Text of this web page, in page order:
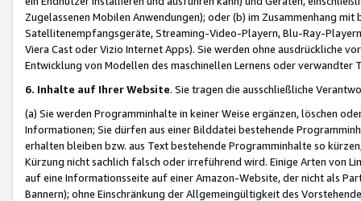
Zugelassenen Mobilen Anwendungen); oder (b) im Zusammenhang
Satellitenempfangsgeräte, Streaming-Video-Playern, Blu-Ray-
Viera Cast oder Vizio Internet Apps). Sie werden ohne ausdrückliche
Entwicklung von Modellen des maschinellen Lernens oder
6. Inhalte auf Ihrer Website. Sie tragen die ausschließliche
(a) Sie werden Programminhalte in keiner Weise ergänzen, löschen
Informationen; Sie dürfen aus einer Bilddatei bestehende
erhalten bleiben bzw. aus Text bestehende Programminhalte so
Kürzung nicht sachlich falsch oder irreführend wird. Einige Arten von
auf eine Informationsseite auf einer Amazon-Website, der nicht als
Bannern); ohne Einschränkung der Allgemeingültigkeit des